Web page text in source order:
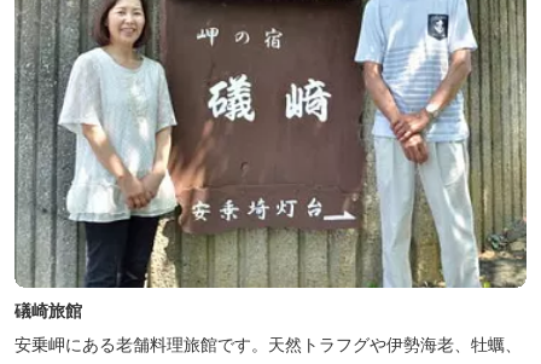
礒崎旅館
安乗岬にある老舗料理旅館です。天然トラフグや伊勢海老、牡蠣、